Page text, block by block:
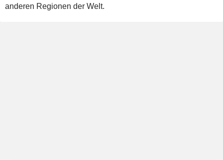
anderen Regionen der Welt.